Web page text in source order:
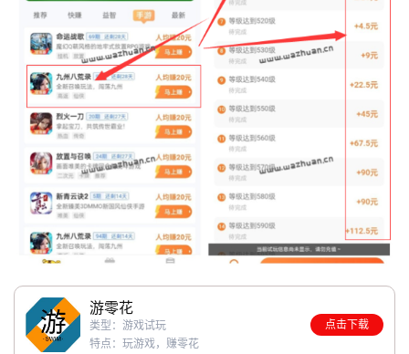
游零花
类型：游戏试玩
特点：玩游戏，赚零花
点击下载